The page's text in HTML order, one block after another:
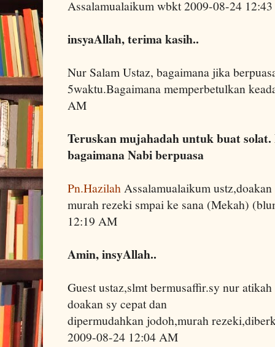
Assalamualaikum wbkt 2009-08-24
insyaAllah, terima kasih..
Nur Salam Ustaz, bagaimana jika
5waktu.Bagaimana memperbetulkan
AM
Teruskan mujahadah untuk buat solat.
bagaimana Nabi berpuasa
Pn.HazilahAssalamualaikum
murah rezeki smpai ke sana (Mekah)
12:19 AM
Amin, insyAllah..
Guest ustaz,slmt bermusaffir.sy nur
doakan sy cepat dan
dipermudahkan jodoh,murah
2009-08-24 12:04 AM